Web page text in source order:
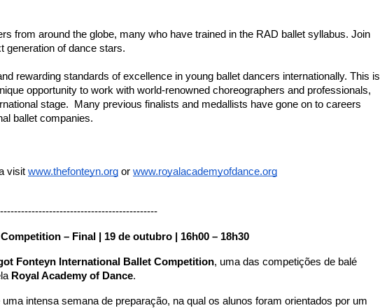
from around the globe, many who have trained in the RAD ballet syllabus. Join
generation of dance stars.
rewarding standards of excellence in young ballet dancers internationally. This is
opportunity to work with world-renowned choreographers and professionals,
stage.  Many previous finalists and medallists have gone on to careers
ballet companies.
visit www.thefonteyn.org or www.royalacademyofdance.org
– Final | 19 de outubro | 16h00 – 18h30
Fonteyn International Ballet Competition, uma das competições de balé
Royal Academy of Dance.
intensa semana de preparação, na qual os alunos foram orientados por um